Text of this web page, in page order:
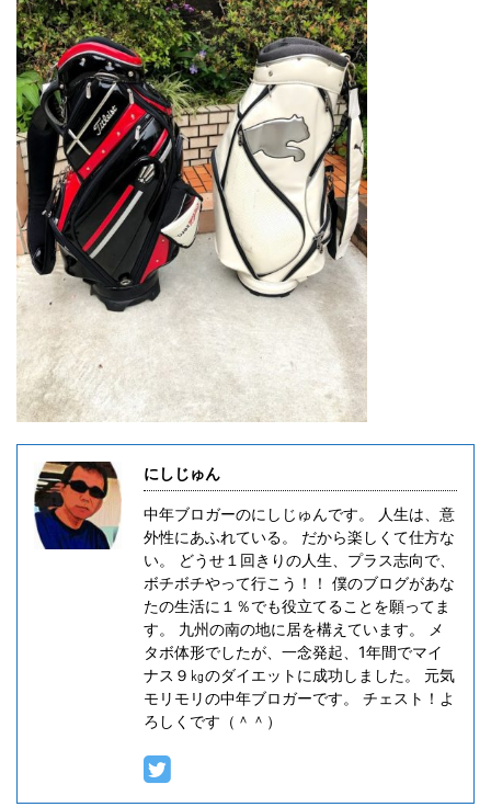
にしじゅん
中年ブロガーのにしじゅんです。 人生は、意
外性にあふれている。 だから楽しくて仕方な
い。 どうせ１回きりの人生、プラス志向で、
ボチボチやって行こう！！ 僕のブログがあな
たの生活に１％でも役立てることを願ってま
す。 九州の南の地に居を構えています。 メ
タボ体形でしたが、一念発起、1年間でマイ
ナス９㎏のダイエットに成功しました。 元気
モリモリの中年ブロガーです。 チェスト！よ
ろしくです（＾＾）